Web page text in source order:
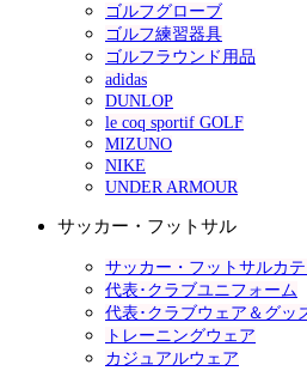
ゴルフグローブ
ゴルフ練習器具
ゴルフラウンド用品
adidas
DUNLOP
le coq sportif GOLF
MIZUNO
NIKE
UNDER ARMOUR
サッカー・フットサル
サッカー・フットサルカ
代表･クラブユニフォーム
代表･クラブウェア＆グッ
トレーニングウェア
カジュアルウェア